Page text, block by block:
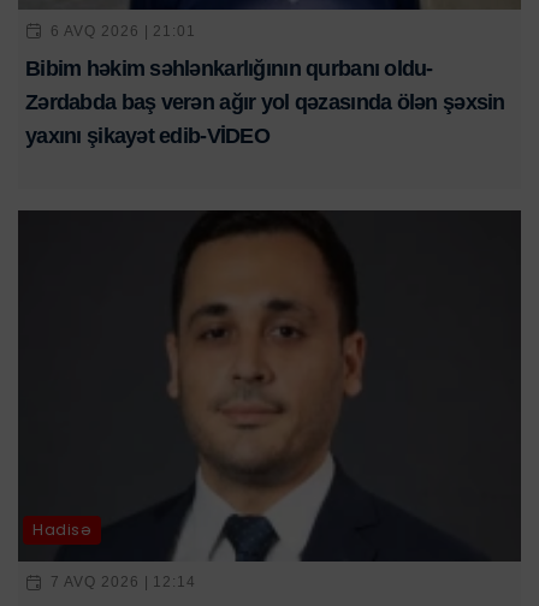
6 AVQ 2026 | 21:01
Bibim həkim səhlənkarlığının qurbanı oldu-
Zərdabda baş verən ağır yol qəzasında ölən şəxsin
yaxını şikayət edib-VİDEO
Hadisə
7 AVQ 2026 | 12:14